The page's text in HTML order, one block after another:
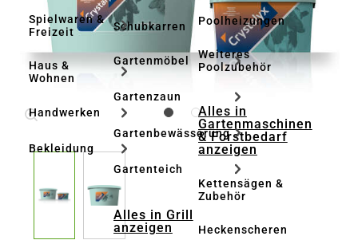
Spielwaren &
Freizeit
Haus &
Wohnen
Handwerken
Bekleidung
Schubkarren
Gartenmöbel
Gartenzaun
Gartenbewässerung
Gartenteich
Alles in Grill
anzeigen
Poolheizungen
Weiteres
Poolzubehör
Alles in
Gartenmaschinen
& Forstbedarf
anzeigen
Kettensägen &
Zubehör
Heckenscheren